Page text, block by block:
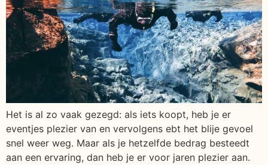
Het is al zo vaak gezegd: als iets koopt, heb je er
eventjes plezier van en vervolgens ebt het blije gevoel
snel weer weg. Maar als je hetzelfde bedrag besteedt
aan een ervaring, dan heb je er voor jaren plezier aan.